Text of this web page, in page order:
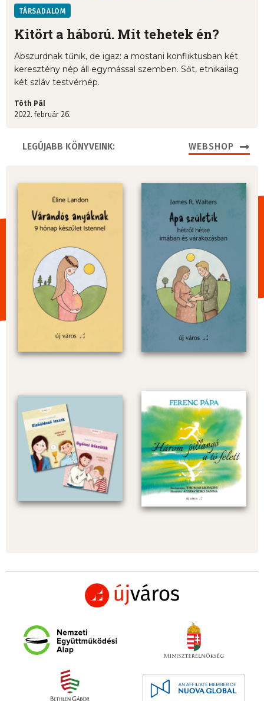
TÁRSADALOM
Kitört a háború. Mit tehetek én?
Abszurdnak tűnik, de igaz: a mostani konfliktusban két
keresztény nép áll egymással szemben. Sőt, etnikailag
két szláv testvérnép.
Tóth Pál
2022. február 26.
LEGÚJABB KÖNYVEINK: WEBSHOP